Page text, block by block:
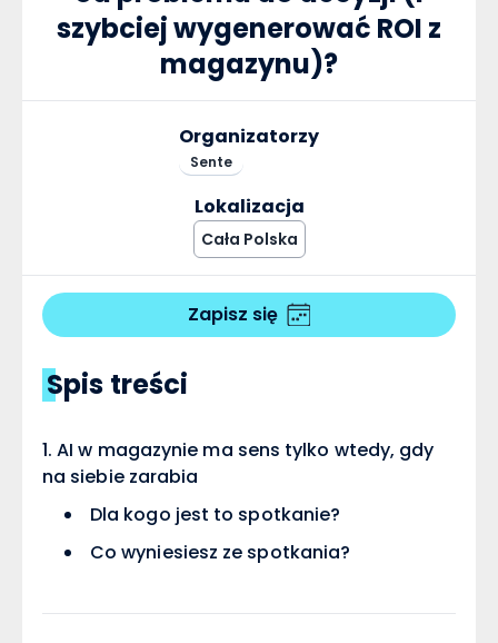
szybciej wygenerować ROI z
magazynu)?
Organizatorzy
Sente
Lokalizacja
Cała Polska
Zapisz się
Spis treści
AI w magazynie ma sens tylko wtedy, gdy
na siebie zarabia
Dla kogo jest to spotkanie?
Co wyniesiesz ze spotkania?